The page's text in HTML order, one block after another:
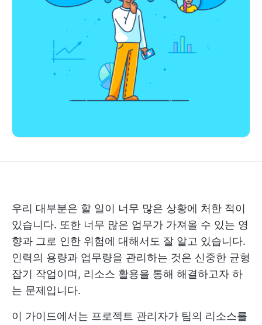
우리 대부분은 할 일이 너무 많은 상황에 처한 적이
있습니다. 또한 너무 많은 업무가 가져올 수 있는 영
향과 그로 인한 위험에 대해서도 잘 알고 있습니다.
인력의 용량과 업무량을 관리하는 것은 신중한 균형
잡기 작업이며, 리소스 활용을 통해 해결하고자 하
는 문제입니다.
이 가이드에서는 프로젝트 관리자가 팀의 리소스를